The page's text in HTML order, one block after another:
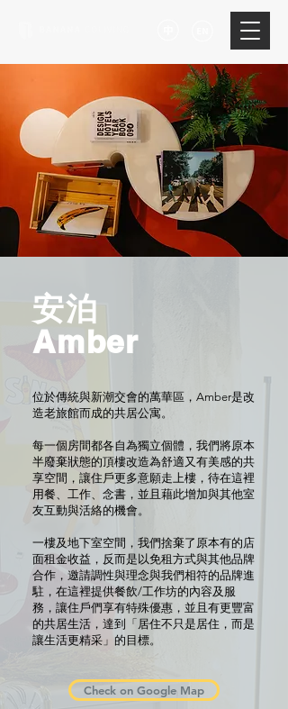
​安泊
Amber
位於傳統與新潮交會的萬華區，Amber是改
造老旅館而成的共居公寓。
每一個房間都各自為獨立個體，我們將原本
半廢棄狀態的頂樓改造為舒適又有美感的共
享空間，讓住戶更多意願走上樓，待在這裡
用餐、工作、念書，並且藉此增加與其他室
友互動與活絡的機會。
一樓及地下室空間，我們捨棄了原本有的店
面租金收益，反而是以免租方式與其他品牌
合作，邀請調性與理念與我們相符的品牌進
駐，在這裡提供餐飲/工作坊的內容及服
務，讓住戶們享有特殊優惠，並且有更豐富
的共居生活，達到「居住不只是居住，而是
讓生活更精采」的目標。
Check on Google Map